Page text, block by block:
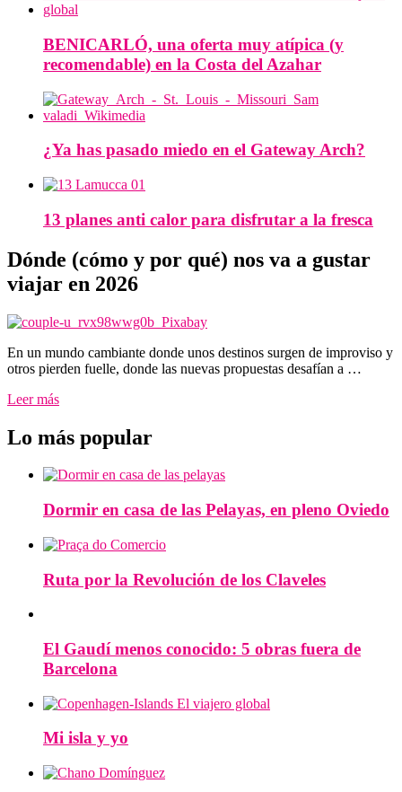
BENICARLÓ, una oferta muy atípica (y
recomendable) en la Costa del Azahar
¿Ya has pasado miedo en el Gateway Arch?
13 planes anti calor para disfrutar a la fresca
Dónde (cómo y por qué) nos va a gustar
viajar en 2026
En un mundo cambiante donde unos destinos surgen de improviso y
otros pierden fuelle, donde las nuevas propuestas desafían a …
Leer más
Lo más popular
Dormir en casa de las Pelayas, en pleno Oviedo
Ruta por la Revolución de los Claveles
El Gaudí menos conocido: 5 obras fuera de
Barcelona
Mi isla y yo